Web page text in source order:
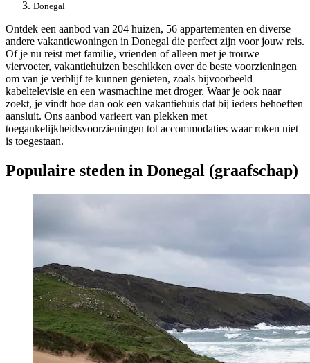
Donegal
Ontdek een aanbod van 204 huizen, 56 appartementen en diverse
andere vakantiewoningen in Donegal die perfect zijn voor jouw reis.
Of je nu reist met familie, vrienden of alleen met je trouwe
viervoeter, vakantiehuizen beschikken over de beste voorzieningen
om van je verblijf te kunnen genieten, zoals bijvoorbeeld
kabeltelevisie en een wasmachine met droger. Waar je ook naar
zoekt, je vindt hoe dan ook een vakantiehuis dat bij ieders behoeften
aansluit. Ons aanbod varieert van plekken met
toegankelijkheidsvoorzieningen tot accommodaties waar roken niet
is toegestaan.
Populaire steden in Donegal (graafschap)